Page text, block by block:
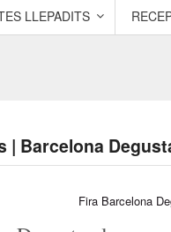
LLEPADITS
| Barcelona